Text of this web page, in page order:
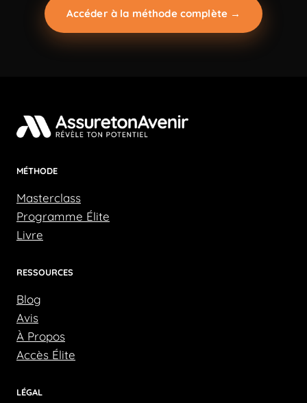
Accéder à la méthode complète →
MÉTHODE
Masterclass
Programme Élite
Livre
RESSOURCES
Blog
Avis
À Propos
Accès Élite
LÉGAL